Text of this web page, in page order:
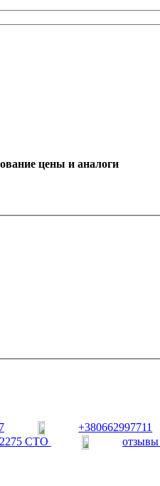
цены и аналоги
+380662997711
СТО